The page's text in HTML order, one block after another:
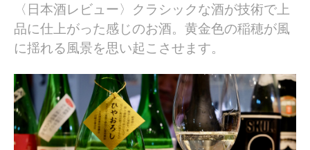
〈日本酒レビュー〉クラシックな酒が技術で上
品に仕上がった感じのお酒。黄金色の稲穂が風
に揺れる風景を思い起こさせます。